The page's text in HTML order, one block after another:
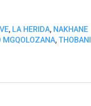
, LA HERIDA, NAKHANE
MGQOLOZANA, THOBANI